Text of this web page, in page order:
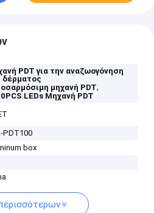
PDT για την αναζωογόνηση
δέρματος
μηχανή PDT,
LEDs Μηχανή PDT
PDT100
box